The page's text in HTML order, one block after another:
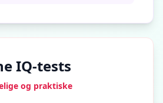
IQ-tests
og praktiske